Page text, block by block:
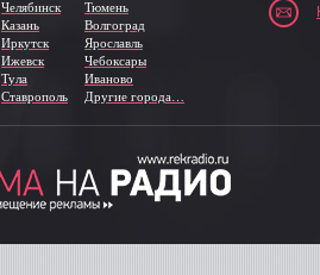
Челябинск
Казань
Иркутск
Ижевск
Тула
Ставрополь
Тюмень
Волгоград
Ярославль
Чебоксары
Иваново
Другие города…